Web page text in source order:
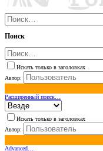
Поиск
Искать только в заголовках
Автор:
Расширенный поиск…
Искать только в заголовках
Автор:
Advanced…